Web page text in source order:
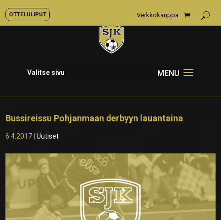
OTTELULIPUT Verkkokauppa
Valitse sivu
Bussireissu Pohjanmaan derbyyn lauantaina
6.4.2017 |Uutiset